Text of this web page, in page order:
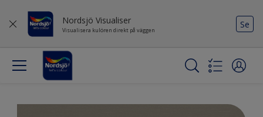
Nordsjö Visualiser
Visualisera kulören direkt på väggen
Se